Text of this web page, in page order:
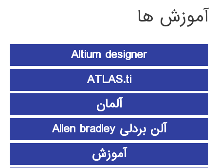
آموزش ها
Altium designer
ATLAS.ti
آلمان
آلن بردلی Allen bradley
آموزش